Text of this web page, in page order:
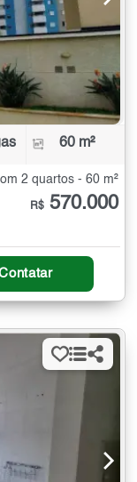
60 m²
2 quartos - 60 m²
R$ 570.000